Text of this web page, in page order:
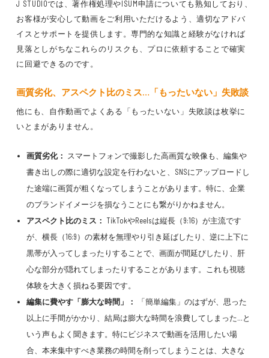
J STUDIOでは、著作権処理やISUM申請についても熟知しており、
お客様が安心して動画をご利用いただけるよう、適切なアドバ
イスとサポートを提供します。専門的な知識と経験がなければ
見落としがちなこれらのリスクも、プロに依頼することで確実
に回避できるのです。
画質劣化、アスペクト比のミス…「もったいない」失敗談
他にも、自作動画でよくある「もったいない」失敗談は枚挙に
いとまがありません。
画質劣化： スマートフォンで撮影した高画質な映像も、編集や
書き出しの際に適切な設定を行わないと、SNSにアップロードし
た途端に画質が粗くなってしまうことがあります。特に、企業
のブランドイメージを損なうことにも繋がりかねません。
アスペクト比のミス： TikTokやReelsは縦長（9:16）が主流です
が、横長（16:9）の素材を無理やり引き延ばしたり、逆に上下に
黒帯が入ってしまったりすることで、画面が間延びしたり、肝
心な部分が隠れてしまったりすることがあります。これも視聴
体験を大きく損ねる要因です。
編集に費やす「膨大な時間」：
「簡単編集」のはずが、思った
以上に手間がかかり、結局は膨大な時間を浪費してしまった…と
いう声もよく聞きます。特にビジネスで動画を活用したい場
合、本来集中すべき業務の時間を削ってしまうことは、大きな